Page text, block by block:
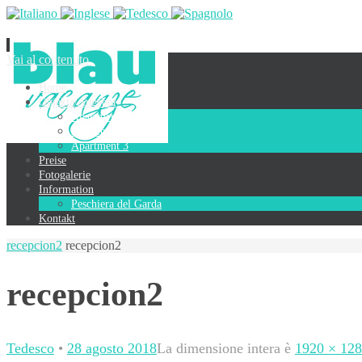
Vai al contenuto
Home
Objekte/Angebot
Apartment 1
Apartment 2
Apartment 3
Preise
Fotogalerie
Information
Peschiera del Garda
Kontakt
recepcion2 recepcion2
recepcion2
Tedesco • 28 agosto 2018La dimensione intera è 1920 ×